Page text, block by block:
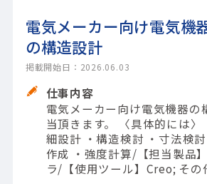
電気メーカー向け電気機
の構造設計
掲載開始日：2026.06.03
仕事内容
電気メーカー向け電気機器の
当頂きます。 〈具体的には
細設計 ・構造検討 ・寸法検
作成 ・強度計算/【担当製品
ラ/【使用ツール】Creo; その